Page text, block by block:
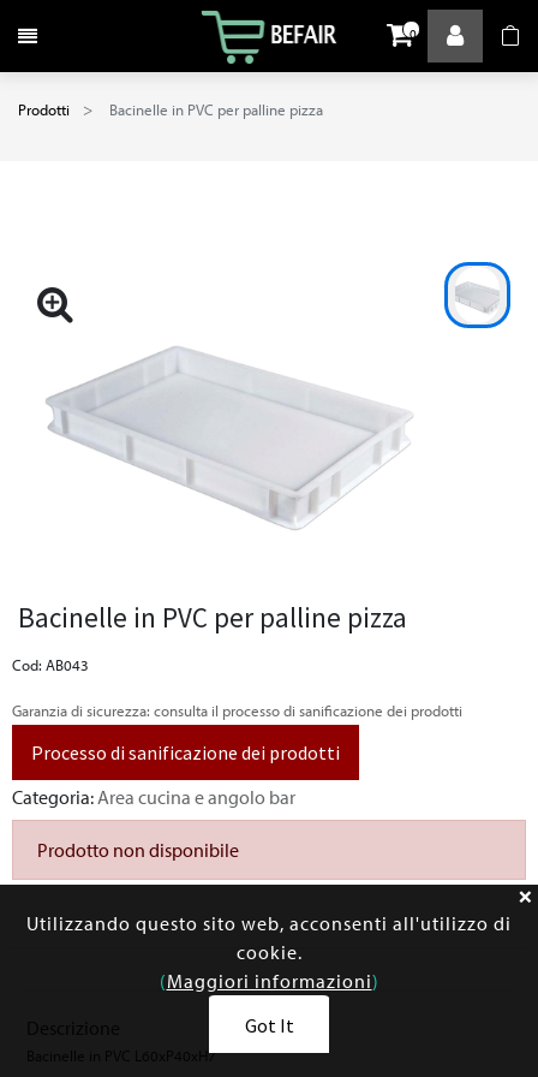
Attiva / disattiva la navigazione 0
Prodotti Bacinelle in PVC per palline pizza
Bacinelle in PVC per palline pizza
Cod: AB043
Garanzia di sicurezza: consulta il processo di sanificazione dei prodotti
Processo di sanificazione dei prodotti
Categoria:Area cucina e angolo bar
Prodotto non disponibile
Bacinelle in PVC L60xP40xH7
Utilizzando questo sito web, acconsenti all'utilizzo di
cookie.
(Maggiori informazioni)
Got It